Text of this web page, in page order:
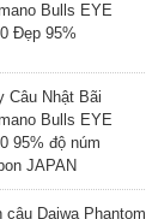
Bulls EYE
Đẹp 95%
Câu Nhật Bãi
Bulls EYE
95% độ núm
JAPAN
câu Daiwa Phantom